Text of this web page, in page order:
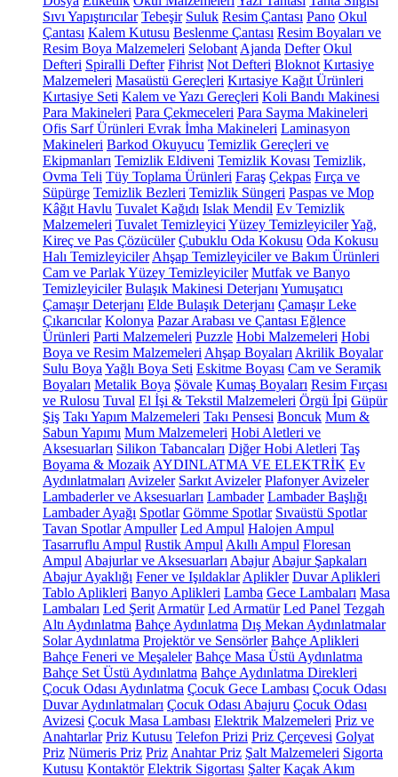
Sıvı Yapıştırıcılar Tebeşir Suluk Resim Çantası Pano Okul
Çantası Kalem Kutusu Beslenme Çantası Resim Boyaları ve
Resim Boya Malzemeleri Selobant Ajanda Defter Okul
Defteri Spiralli Defter Fihrist Not Defteri Bloknot Kırtasiye
Malzemeleri Masaüstü Gereçleri Kırtasiye Kağıt Ürünleri
Kırtasiye Seti Kalem ve Yazı Gereçleri Koli Bandı Makinesi
Para Makineleri Para Çekmeceleri Para Sayma Makineleri
Ofis Sarf Ürünleri Evrak İmha Makineleri Laminasyon
Makineleri Barkod Okuyucu Temizlik Gereçleri ve
Ekipmanları Temizlik Eldiveni Temizlik Kovası Temizlik,
Ovma Teli Tüy Toplama Ürünleri Faraş Çekpas Fırça ve
Süpürge Temizlik Bezleri Temizlik Süngeri Paspas ve Mop
Kâğıt Havlu Tuvalet Kağıdı Islak Mendil Ev Temizlik
Malzemeleri Tuvalet Temizleyici Yüzey TemizleyicilerYağ,
Kireç ve Pas Çözücüler Çubuklu Oda Kokusu Oda Kokusu
Halı Temizleyiciler Ahşap Temizleyiciler ve Bakım Ürünleri
Cam ve Parlak Yüzey Temizleyiciler Mutfak ve Banyo
Temizleyiciler Bulaşık Makinesi Deterjanı Yumuşatıcı
Çamaşır Deterjanı Elde Bulaşık Deterjanı Çamaşır Leke
Çıkarıcılar Kolonya Pazar Arabası ve Çantası Eğlence
Ürünleri Parti Malzemeleri Puzzle Hobi Malzemeleri Hobi
Boya ve Resim Malzemeleri Ahşap Boyaları Akrilik Boyalar
Sulu Boya Yağlı Boya Seti Eskitme Boyası Cam ve Seramik
Boyaları Metalik Boya Şövale Kumaş Boyaları Resim Fırçası
ve Rulosu Tuval El İşi & Tekstil Malzemeleri Örgü İpi Güpür
Şiş Takı Yapım Malzemeleri Takı Pensesi Boncuk Mum &
Sabun Yapımı Mum Malzemeleri Hobi Aletleri ve
Aksesuarları Silikon Tabancaları Diğer Hobi Aletleri Taş
Boyama & Mozaik AYDINLATMA VE ELEKTRİK Ev
Aydınlatmaları Avizeler Sarkıt Avizeler Plafonyer Avizeler
Lambaderler ve Aksesuarları Lambader Lambader Başlığı
Lambader Ayağı Spotlar Gömme Spotlar Sıvaüstü Spotlar
Tavan Spotlar Ampuller Led Ampul Halojen Ampul
Tasarruflu Ampul Rustik Ampul Akıllı Ampul Floresan
Ampul Abajurlar ve Aksesuarları Abajur Abajur Şapkaları
Abajur Ayaklığı Fener ve Işıldaklar Aplikler Duvar Aplikleri
Tablo Aplikleri Banyo Aplikleri Lamba Gece Lambaları Masa
Lambaları Led Şerit Armatür Led Armatür Led Panel Tezgah
Altı Aydınlatma Bahçe Aydınlatma Dış Mekan Aydınlatmalar
Solar Aydınlatma Projektör ve Sensörler Bahçe Aplikleri
Bahçe Feneri ve Meşaleler Bahçe Masa Üstü Aydınlatma
Bahçe Set Üstü Aydınlatma Bahçe Aydınlatma Direkleri
Çocuk Odası Aydınlatma Çocuk Gece Lambası Çocuk Odası
Duvar Aydınlatmaları Çocuk Odası Abajuru Çocuk Odası
Avizesi Çocuk Masa Lambası Elektrik Malzemeleri Priz ve
Anahtarlar Priz Kutusu Telefon Prizi Priz Çerçevesi Golyat
Priz Nümeris Priz Priz Anahtar Priz Şalt Malzemeleri Sigorta
Kutusu Kontaktör Elektrik Sigortası Şalter Kaçak Akım